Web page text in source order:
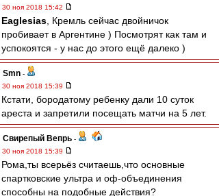
30 ноя 2018 15:42
Eaglesias , Кремль сейчас двойничок
пробивает в Аргентине ) Посмотрят как там и
успокоятся - у нас до этого ещё далеко )
Smn -
30 ноя 2018 15:39
Кстати, бородатому ребенку дали 10 суток
ареста и запретили посещать матчи на 5 лет.
Свирепый Вепрь -
30 ноя 2018 15:39
Рома,ты всерьёз считаешь,что основные
спартковские ультра и оф-объединения
способны на подобные действия?